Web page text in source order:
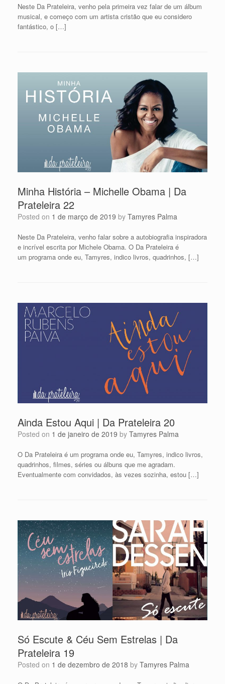
Neste Da Prateleira, venho pela primeira vez falar de um álbum
musical, e começo com um artista cristão que eu considero
fantástico, o […]
Minha História – Michelle Obama | Da
Prateleira 22
Posted on 1 de março de 2019 by Tamyres Palma
Neste Da Prateleira, venho falar sobre a autobiografia inspiradora
e incrível escrita por Michele Obama. O Da Prateleira é
um programa onde eu, Tamyres, indico livros, quadrinhos, […]
Ainda Estou Aqui | Da Prateleira 20
Posted on 1 de janeiro de 2019 by Tamyres Palma
O Da Prateleira é um programa onde eu, Tamyres, indico livros,
quadrinhos, filmes, séries ou álbuns que me agradam.
Eventualmente com convidados, às vezes sozinha, estou […]
Só Escute & Céu Sem Estrelas | Da
Prateleira 19
Posted on 1 de dezembro de 2018 by Tamyres Palma